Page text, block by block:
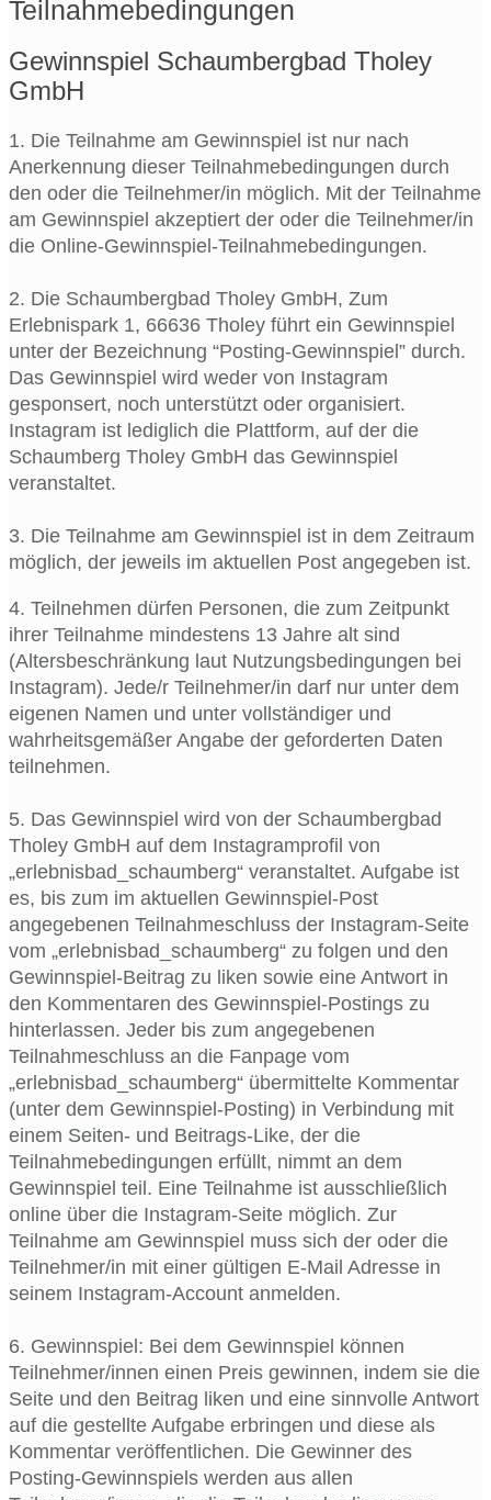
Teilnahmebedingungen
Gewinnspiel Schaumbergbad Tholey
GmbH
1. Die Teilnahme am Gewinnspiel ist nur nach
Anerkennung dieser Teilnahmebedingungen durch
den oder die Teilnehmer/in möglich. Mit der Teilnahme
am Gewinnspiel akzeptiert der oder die Teilnehmer/in
die Online-Gewinnspiel-Teilnahmebedingungen.
2. Die Schaumbergbad Tholey GmbH, Zum
Erlebnispark 1, 66636 Tholey führt ein Gewinnspiel
unter der Bezeichnung “Posting-Gewinnspiel” durch.
Das Gewinnspiel wird weder von Instagram
gesponsert, noch unterstützt oder organisiert.
Instagram ist lediglich die Plattform, auf der die
Schaumberg Tholey GmbH das Gewinnspiel
veranstaltet.
3. Die Teilnahme am Gewinnspiel ist in dem Zeitraum
möglich, der jeweils im aktuellen Post angegeben ist.
4. Teilnehmen dürfen Personen, die zum Zeitpunkt
ihrer Teilnahme mindestens 13 Jahre alt sind
(Altersbeschränkung laut Nutzungsbedingungen bei
Instagram). Jede/r Teilnehmer/in darf nur unter dem
eigenen Namen und unter vollständiger und
wahrheitsgemäßer Angabe der geforderten Daten
teilnehmen.
5. Das Gewinnspiel wird von der Schaumbergbad
Tholey GmbH auf dem Instagramprofil von
„erlebnisbad_schaumberg“ veranstaltet. Aufgabe ist
es, bis zum im aktuellen Gewinnspiel-Post
angegebenen Teilnahmeschluss der Instagram-Seite
vom „erlebnisbad_schaumberg“ zu folgen und den
Gewinnspiel-Beitrag zu liken sowie eine Antwort in
den Kommentaren des Gewinnspiel-Postings zu
hinterlassen. Jeder bis zum angegebenen
Teilnahmeschluss an die Fanpage vom
„erlebnisbad_schaumberg“ übermittelte Kommentar
(unter dem Gewinnspiel-Posting) in Verbindung mit
einem Seiten- und Beitrags-Like, der die
Teilnahmebedingungen erfüllt, nimmt an dem
Gewinnspiel teil. Eine Teilnahme ist ausschließlich
online über die Instagram-Seite möglich. Zur
Teilnahme am Gewinnspiel muss sich der oder die
Teilnehmer/in mit einer gültigen E-Mail Adresse in
seinem Instagram-Account anmelden.
6. Gewinnspiel: Bei dem Gewinnspiel können
Teilnehmer/innen einen Preis gewinnen, indem sie die
Seite und den Beitrag liken und eine sinnvolle Antwort
auf die gestellte Aufgabe erbringen und diese als
Kommentar veröffentlichen. Die Gewinner des
Posting-Gewinnspiels werden aus allen